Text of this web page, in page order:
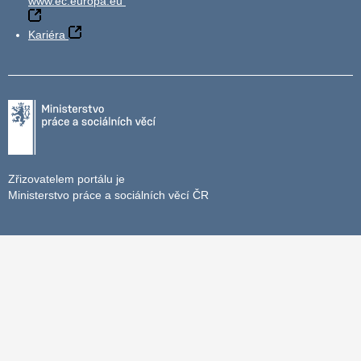
Kariéra
Zřizovatelem portálu je
Ministerstvo práce a sociálních věcí ČR